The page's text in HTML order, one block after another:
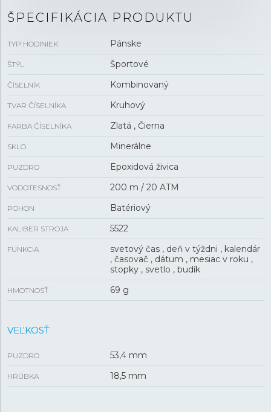
ŠPECIFIKÁCIA PRODUKTU
TYP HODINIEK Pánske
ŠTÝL Športové
ČÍSELNÍK Kombinovaný
TVAR ČÍSELNÍKA Kruhový
FARBA ČÍSELNÍKA Zlatá , Čierna
SKLO Minerálne
PUZDRO Epoxidová živica
VODOTESNOSŤ 200 m / 20 ATM
POHON Batériový
KALIBER STROJA 5522
FUNKCIA
svetový čas , deň v týždni , kalendár
, časovač , dátum , mesiac v roku ,
stopky , svetlo , budík
HMOTNOSŤ 69 g
VEĽKOSŤ
PUZDRO 53,4 mm
HRÚBKA 18,5 mm